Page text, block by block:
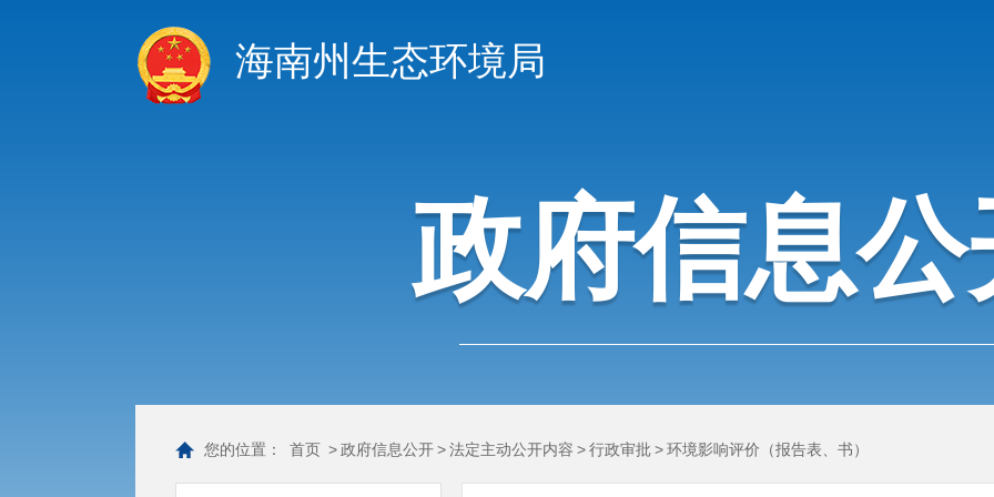
海南州生态环境局
政府信息公
您的位置： 首页 >政府信息公开>法定主动公开内容 >行政审批>环境影响评价（报告表、书）